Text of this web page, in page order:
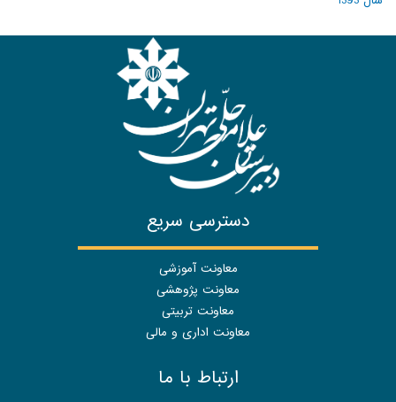
دسترسی سریع
معاونت آموزشی
معاونت پژوهشی
معاونت تربیتی
معاونت اداری و مالی
ارتباط با ما